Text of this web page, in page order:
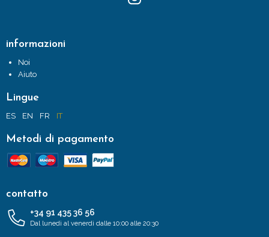
informazioni
Noi
Aiuto
Lingue
ES EN FR IT
Metodi di pagamento
contatto
+34 91 435 36 56
Dal lunedì al venerdì dalle 10:00 alle 20:30